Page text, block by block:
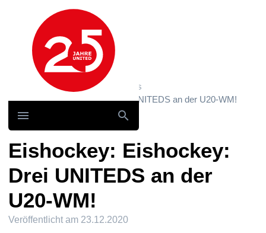
Hauptnavigation
News und Storys / News
Eishockey: Eishockey: Drei UNITEDS an der U20-WM!
Eishockey: Eishockey:
Drei UNITEDS an der
U20-WM!
Veröffentlicht am 23.12.2020